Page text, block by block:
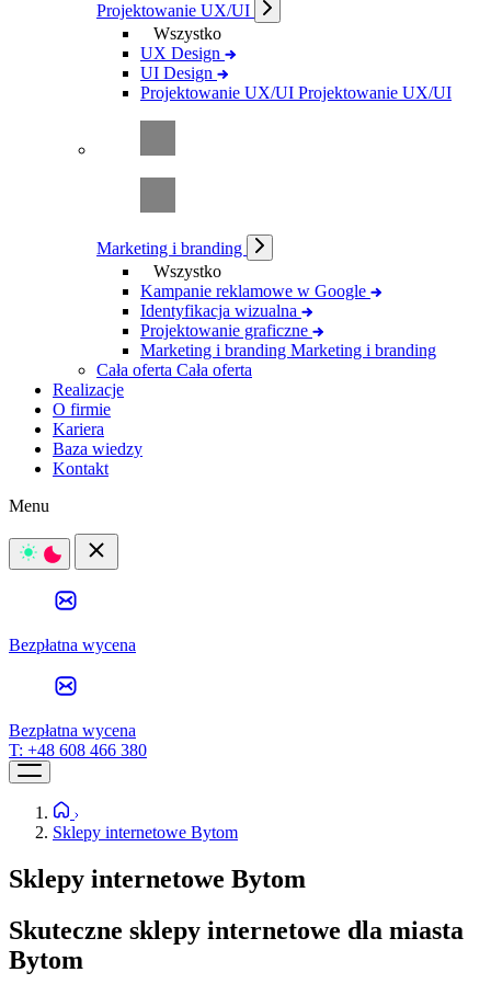
Projektowanie UX/UI
Wszystko
UX Design
UI Design
Projektowanie UX/UI Projektowanie UX/UI
Marketing i branding
Wszystko
Kampanie reklamowe w Google
Identyfikacja wizualna
Projektowanie graficzne
Marketing i branding Marketing i branding
Cała oferta Cała oferta
Realizacje
O firmie
Kariera
Baza wiedzy
Kontakt
Menu
Bezpłatna wycena
Bezpłatna wycena
T: +48 608 466 380
Sklepy internetowe Bytom
Sklepy internetowe Bytom
Skuteczne sklepy internetowe dla miasta
Bytom